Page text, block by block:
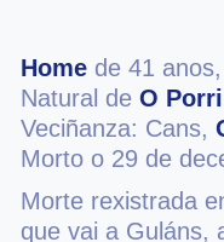
Home de 41
Natural de O
Veciñanza: Cans,
Morto o 29 de
Morte rexistrada
que vai a Guláns,